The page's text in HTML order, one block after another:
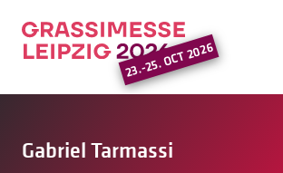
Go to
23.-25. OCT 2026
Gabriel Tarmassi